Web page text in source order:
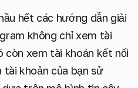
hết các hướng dẫn giải
không chỉ xem tài
còn xem tài khoản kết nối
tài khoản của bạn sử